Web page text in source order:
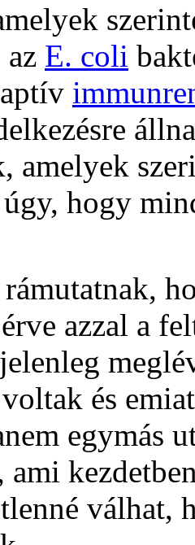
E. coli
amelyek
hogy
azzal a
és
egymás
válhat,